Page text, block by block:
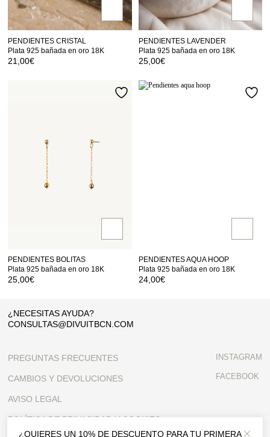
PENDIENTES CRISTAL
Plata 925 bañada en oro 18K
21,00€
PENDIENTES LAVENDER
Plata 925 bañada en oro 18K
25,00€
PENDIENTES BOLITAS
Plata 925 bañada en oro 18K
25,00€
PENDIENTES AQUA HOOP
Plata 925 bañada en oro 18K
24,00€
¿QUIERES UN 10% DE DESCUENTO PARA TU PRIMERA Close
¿NECESITAS AYUDA?
CONSULTAS@DIVUITBCN.COM
PREGUNTAS FRECUENTES
CAMBIOS Y DEVOLUCIONES
AVISO LEGAL
POLÍTICA DE PRIVACIDAD Y COOKIES
INSTAGRAM
FACEBOOK